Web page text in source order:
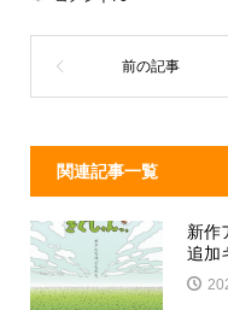
s
関連記事一覧
新作
追加